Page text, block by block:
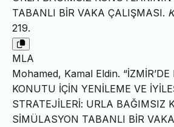
TABANLI BİR VAKA ÇALIŞMASI.
219.
MLA
Mohamed, Kamal Eldin. “İZMİR’DE
KONUTU İÇİN YENİLEME VE
STRATEJİLERİ: URLA BAĞIMSIZ
SİMÜLASYON TABANLI BİR